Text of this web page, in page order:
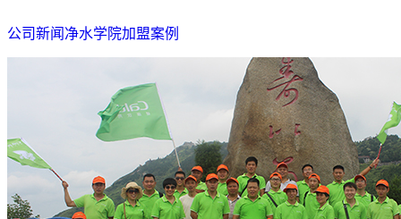
公司新闻 净水学院加盟案例